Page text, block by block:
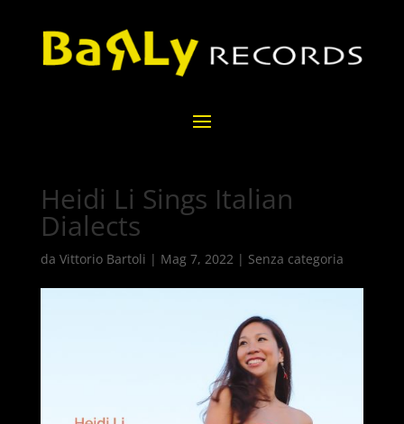
Heidi Li Sings Italian
Dialects
da Vittorio Bartoli | Mag 7, 2022| Senza categoria